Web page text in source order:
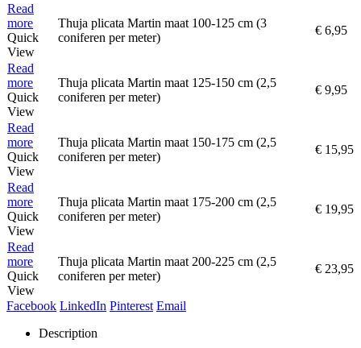
Read
more
Quick
View
Thuja plicata Martin maat 100-125 cm (3
coniferen per meter)
€ 6,95
Read
more
Quick
View
Thuja plicata Martin maat 125-150 cm (2,5
coniferen per meter)
€ 9,95
Read
more
Quick
View
Thuja plicata Martin maat 150-175 cm (2,5
coniferen per meter)
€ 15,95
Read
more
Quick
View
Thuja plicata Martin maat 175-200 cm (2,5
coniferen per meter)
€ 19,95
Read
more
Quick
View
Thuja plicata Martin maat 200-225 cm (2,5
coniferen per meter)
€ 23,95
Facebook LinkedIn Pinterest Email
Description